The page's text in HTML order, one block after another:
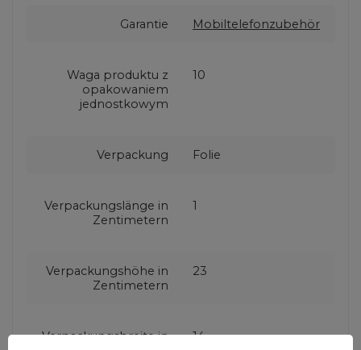
Garantie Mobiltelefonzubehör
Waga produktu z
opakowaniem
jednostkowym
10
Verpackung Folie
Verpackungslänge in
Zentimetern
1
Verpackungshöhe in
Zentimetern
23
Verpackungsbreite in
14